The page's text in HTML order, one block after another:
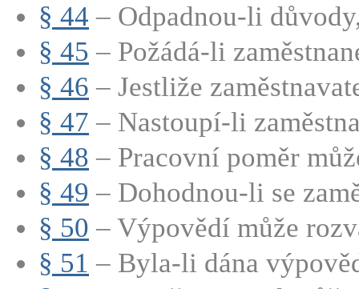
§ 44 – Odpadnou-li
§ 45 – Požádá-li
§ 46 – Jestliže
§ 47 – Nastoupí-li
§ 48 – Pracovní poměr
§ 49 – Dohodnou-li se
§ 50 – Výpovědí může
§ 51 – Byla-li dána